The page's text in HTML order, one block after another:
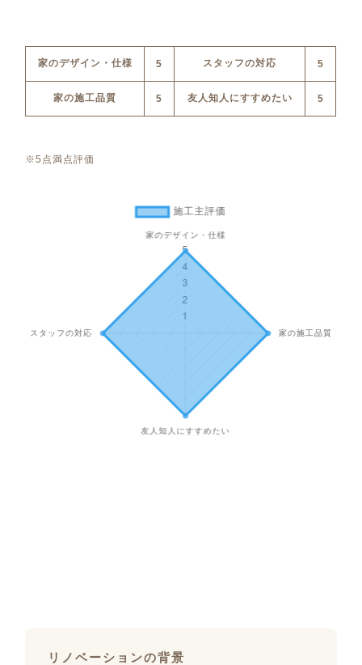
家のデザイン・仕様 5 スタッフの対応 5
家の施工品質 5 友人知人にすすめたい 5
※5点満点評価
リノベーションの背景